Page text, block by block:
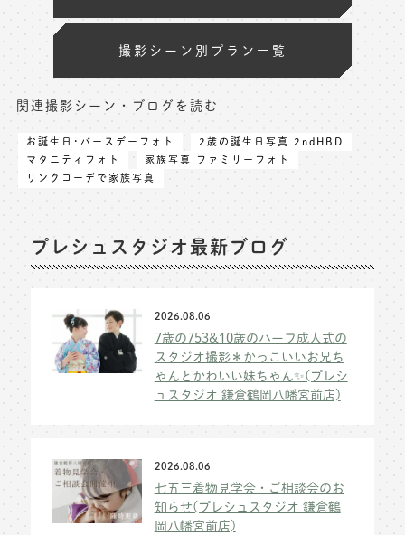
撮影シーン別プラン一覧
関連撮影シーン・ブログを読む
お誕生日･バースデーフォト
2歳の誕生日写真 2ndHBD
マタニティフォト
家族写真 ファミリーフォト
リンクコーデで家族写真
プレシュスタジオ最新ブログ
2026.08.06
7歳の753&10歳のハーフ成人式の
スタジオ撮影＊かっこいいお兄ち
ゃんとかわいい妹ちゃん✨(プレシ
ュスタジオ 鎌倉鶴岡八幡宮前店)
2026.08.06
七五三着物見学会・ご相談会のお
知らせ(プレシュスタジオ 鎌倉鶴
岡八幡宮前店)